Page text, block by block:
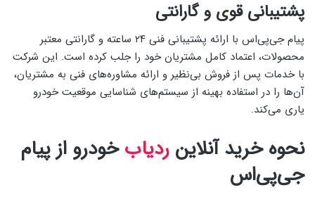
پشتیبانی قوی و گارانتی
پیام جی‌پی‌اس با ارائه پشتیبانی فنی ۲۴ ساعته و گارانتی معتبر
محصولات، اعتماد کامل مشتریان خود را جلب کرده است. این شرکت
با خدمات پس از فروش بی‌نظیر و ارائه مشاوره‌های فنی به مشتریان،
آن‌ها را در استفاده بهینه از سیستم‌های شناسایی موقعیت خودرو
یاری می‌کند.
نحوه خرید آنلاین ردیابخودرو از پیام
جی‌پی‌اس